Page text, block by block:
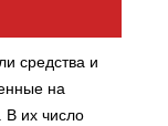
средства и
на
В их число